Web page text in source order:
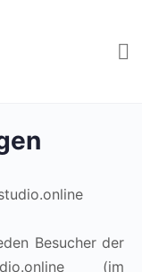
Besucher der
(im